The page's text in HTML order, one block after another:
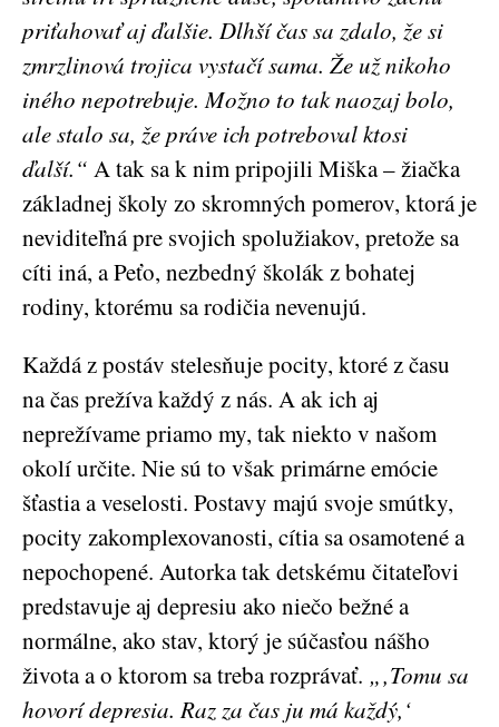
priťahovať aj ďalšie. Dlhší čas sa zdalo, že si
zmrzlinová trojica vystačí sama. Že už nikoho
iného nepotrebuje. Možno to tak naozaj bolo,
ale stalo sa, že práve ich potreboval ktosi
ďalší.“ A tak sa k nim pripojili Miška – žiačka
základnej školy zo skromných pomerov, ktorá je
neviditeľná pre svojich spolužiakov, pretože sa
cíti iná, a Peťo, nezbedný školák z bohatej
rodiny, ktorému sa rodičia nevenujú.
Každá z postáv stelesňuje pocity, ktoré z času
na čas prežíva každý z nás. A ak ich aj
neprežívame priamo my, tak niekto v našom
okolí určite. Nie sú to však primárne emócie
šťastia a veselosti. Postavy majú svoje smútky,
pocity zakomplexovanosti, cítia sa osamotené a
nepochopené. Autorka tak detskému čitateľovi
predstavuje aj depresiu ako niečo bežné a
normálne, ako stav, ktorý je súčasťou nášho
života a o ktorom sa treba rozprávať. „‚Tomu sa
hovorí depresia. Raz za čas ju má každý,‘